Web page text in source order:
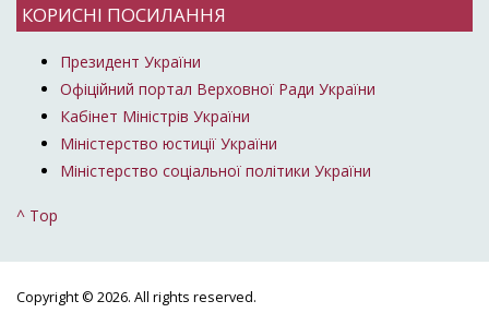
КОРИСНІ ПОСИЛАННЯ
Президент України
Офіційний портал Верховної Ради України
Кабінет Міністрів України
Міністерство юстиції України
Міністерство соціальної політики України
^ Top
Copyright © 2026. All rights reserved.